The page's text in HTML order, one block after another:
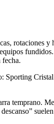
rotaciones y
fecha.
Sporting
temprano.